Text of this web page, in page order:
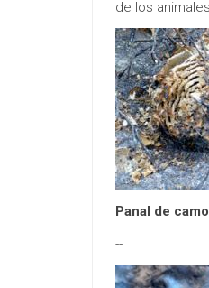
de los
Panal de
--